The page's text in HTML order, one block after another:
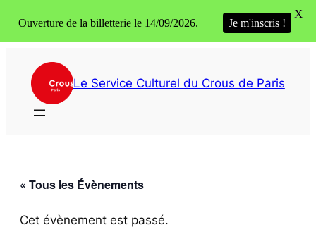
Le Service Culturel du Crous de Paris
« Tous les Évènements
Cet évènement est passé.
Ouverture de la billetterie le 14/09/2026. Je m'inscris !
X